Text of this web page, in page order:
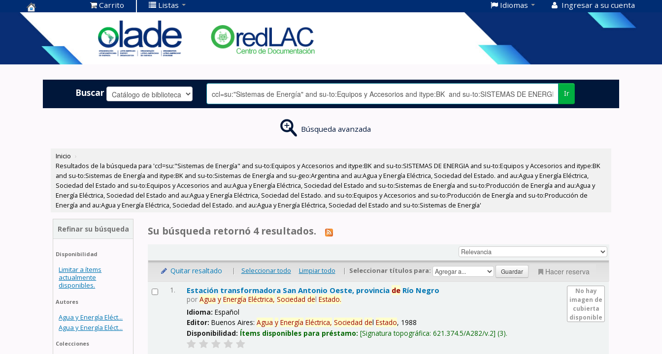
Centro de
Documentación
OLADE -
Carrito Listas Idiomas Ingresar a su cuenta
Buscar Ir
Búsqueda avanzada
Inicio ›
Resultados de la búsqueda para 'ccl=su:"Sistemas de Energía" and su-to:Equipos y Accesorios and itype:BK and su-to:SISTEMAS DE ENERGIA and su-to:Equipos y Accesorios and itype:BK
and su-to:Sistemas de Energía and itype:BK and su-to:Sistemas de Energía and su-geo:Argentina and au:Agua y Energía Eléctrica, Sociedad del Estado. and au:Agua y Energía Eléctrica,
Sociedad del Estado and su-to:Equipos y Accesorios and au:Agua y Energía Eléctrica, Sociedad del Estado and su-to:Sistemas de Energía and su-to:Producción de Energía and au:Agua y
Energía Eléctrica, Sociedad del Estado and au:Agua y Energía Eléctrica, Sociedad del Estado. and su-to:Equipos y Accesorios and su-to:Producción de Energía and su-to:Producción de
Energía and au:Agua y Energía Eléctrica, Sociedad del Estado. and au:Agua y Energía Eléctrica, Sociedad del Estado and su-to:Sistemas de Energía'
Refinar su búsqueda
Disponibilidad
Limitar a ítems
actualmente
disponibles.
Autores
Agua y Energía Eléct...
Agua y Energía Eléct...
Colecciones
Su búsqueda retornó 4 resultados.
Quitar resaltado | Seleccionar todo Limpiar todo | Seleccionar títulos para: Hacer reserva
1.
No hay
imagen de
cubierta
disponible
Estación transformadora San Antonio Oeste, provincia de Río Negro
porAgua y Energía Eléctrica, Sociedad delEstado.
Idioma:Español
Editor:Buenos Aires:Agua y Energía Eléctrica, Sociedad delEstado, 1988
Disponibilidad: Ítems disponibles para préstamo: Signatura topográfica:621.374.5/A282/v.2 (3).